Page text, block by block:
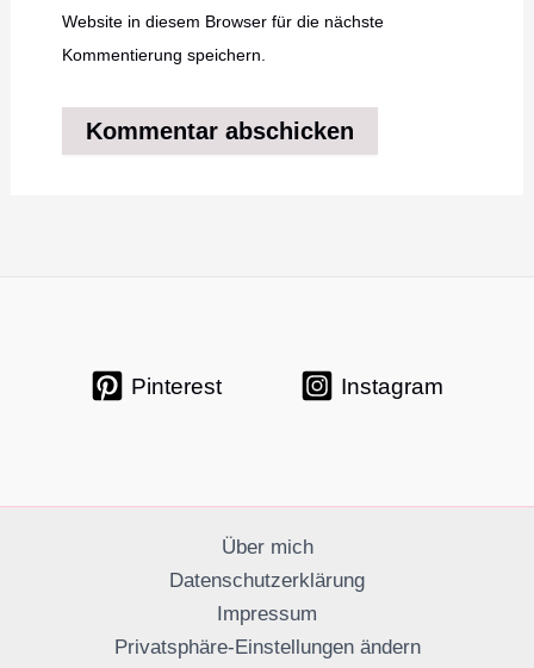
Website in diesem Browser für die nächste
Kommentierung speichern.
Pinterest Instagram
Über mich
Datenschutzerklärung
Impressum
Privatsphäre-Einstellungen ändern